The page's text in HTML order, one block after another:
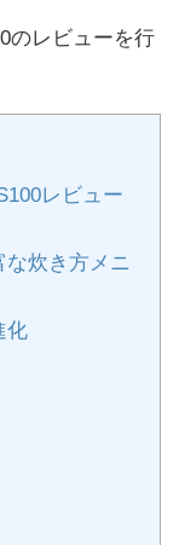
のレビューを行
レビュー
な炊き方メニ
化